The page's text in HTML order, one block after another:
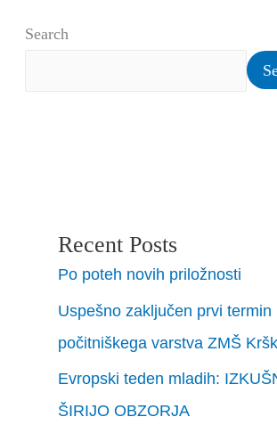
Search
Recent Posts
Po poteh novih priložnosti
Uspešno zaključen prvi termin
počitniškega varstva ZMŠ
Evropski teden mladih:
ŠIRIJO OBZORJA